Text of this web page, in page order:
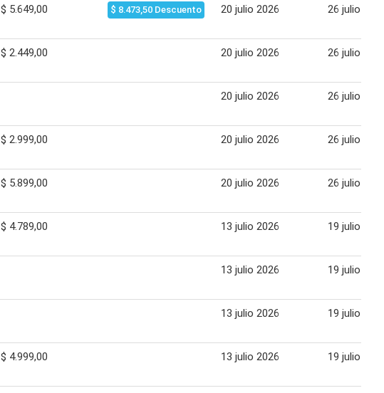
$ 5.649,00 $ 8.473,50 Descuento 20 julio 2026 26 julio
$ 2.449,00 20 julio 2026 26 julio
20 julio 2026 26 julio
$ 2.999,00 20 julio 2026 26 julio
$ 5.899,00 20 julio 2026 26 julio
$ 4.789,00 13 julio 2026 19 julio
13 julio 2026 19 julio
13 julio 2026 19 julio
$ 4.999,00 13 julio 2026 19 julio